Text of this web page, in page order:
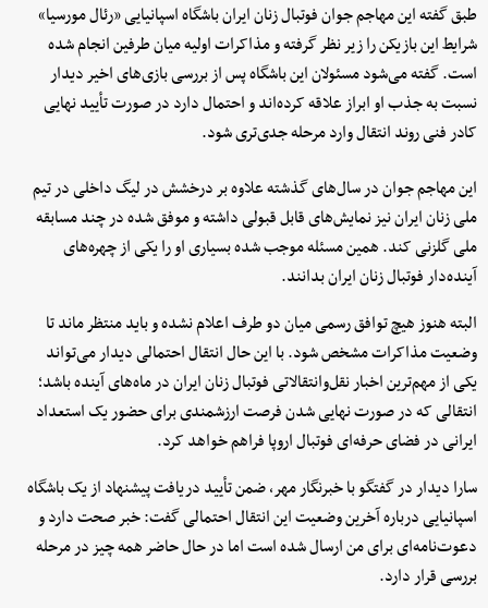
طبق گفته این مهاجم جوان فوتبال زنان ایران باشگاه اسپانیایی «رئال مورسیا»
شرایط این بازیکن را زیر نظر گرفته و مذاکرات اولیه میان طرفین انجام شده
است. گفته می‌شود مسئولان این باشگاه پس از بررسی بازی‌های اخیر دیدار
نسبت به جذب او ابراز علاقه کرده‌اند و احتمال دارد در صورت تأیید نهایی
کادر فنی روند انتقال وارد مرحله جدی‌تری شود.
این مهاجم جوان در سال‌های گذشته علاوه بر درخشش در لیگ داخلی در تیم
ملی زنان ایران نیز نمایش‌های قابل قبولی داشته و موفق شده در چند مسابقه
ملی گلزنی کند. همین مسئله موجب شده بسیاری او را یکی از چهره‌های
آینده‌دار فوتبال زنان ایران بدانند.
البته هنوز هیچ توافق رسمی میان دو طرف اعلام نشده و باید منتظر ماند تا
وضعیت مذاکرات مشخص شود. با این حال انتقال احتمالی دیدار می‌تواند
یکی از مهم‌ترین اخبار نقل‌وانتقالاتی فوتبال زنان ایران در ماه‌های آینده باشد؛
انتقالی که در صورت نهایی شدن فرصت ارزشمندی برای حضور یک استعداد
ایرانی در فضای حرفه‌ای فوتبال اروپا فراهم خواهد کرد.
سارا دیدار در گفتگو با خبرنگار مهر، ضمن تأیید دریافت پیشنهاد از یک باشگاه
اسپانیایی درباره آخرین وضعیت این انتقال احتمالی گفت: خبر صحت دارد و
دعوت‌نامه‌ای برای من ارسال شده است اما در حال حاضر همه چیز در مرحله
بررسی قرار دارد.